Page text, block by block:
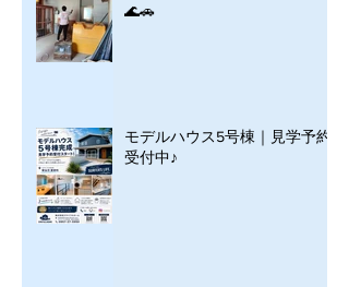
🌊🚗
モデルハウス5号棟｜見学予約
受付中♪